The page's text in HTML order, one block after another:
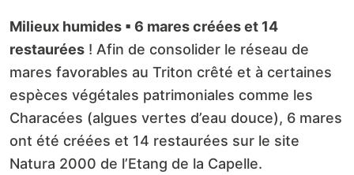
Milieux humides ▪ 6 mares créées et 14
restaurées ! Afin de consolider le réseau de
mares favorables au Triton crêté et à certaines
espèces végétales patrimoniales comme les
Characées (algues vertes d’eau douce), 6 mares
ont été créées et 14 restaurées sur le site
Natura 2000 de l’Etang de la Capelle.